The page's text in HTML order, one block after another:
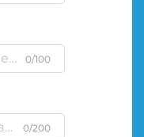
0/100
0/200